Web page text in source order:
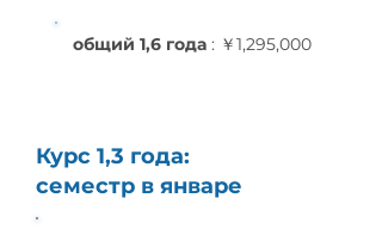
общий 1,6 года : ￥1,295,000
Курс 1,3 года:
семестр в январе